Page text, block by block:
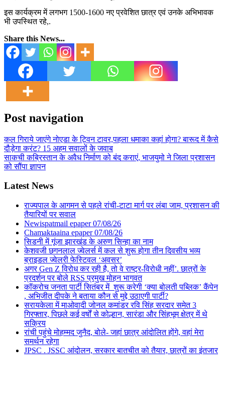
इस कार्यक्रम में लगभग 1500-1600 नए प्रवेशित छात्र एवं उनके अभिभावक
भी उपस्थित रहे,.
Share this News...
Post navigation
कल गिराये जाएंगे नोएडा के ट्विन टावर,पहला धमाका कहां होगा? बारूद में कैसे
दौड़ेगा करंट? 15 अहम सवालों के जवाब
साकची कब्रिस्तान के अवैध निर्माण को बंद कराएं, भाजयुमो ने जिला प्रशासन
को सौंपा ज्ञापन
Latest News
राज्यपाल के आगमन से पहले रांची-टाटा मार्ग पर लंबा जाम, प्रशासन की
तैयारियों पर सवाल
Newispatmail epaper 07/08/26
Chamaktaaina epaper 07/08/26
सिडनी में गूंजा झारखंड के अरुण सिन्हा का नाम
केशवजी छगनलाल ज्वेलर्स में कल से शुरू होगा तीन दिवसीय भव्य
ब्राइडल ज्वेलरी फेस्टिवल ‘अवसर’
अगर Gen Z विरोध कर रही है, तो वे राष्ट्र-विरोधी नहीं’. छात्रों के
प्रदर्शन पर बोले RSS प्रमुख मोहन भागवत
कॉकरोच जनता पार्टी सितंबर में शुरू करेगी ‘क्या बोलती पब्लिक’ कैंपेन
, अभिजीत दीपके ने बताया कौन से मुद्दे उठाएगी पार्टी?
सरायकेला में माओवादी जोनल कमांडर रवि सिंह सरदार समेत 3
गिरफ्तार, पिछले कई वर्षों से कोल्हान, सारंडा और सिंहभूम क्षेत्र में थे
सक्रिय
रांची पहुंचे मोहम्मद जुनैद, बोले- जहां छात्र आंदोलित होंगे, वहां मेरा
समर्थन रहेगा
JPSC . JSSC आंदोलन, सरकार बातचीत को तैयार, छात्रों का इंतजार